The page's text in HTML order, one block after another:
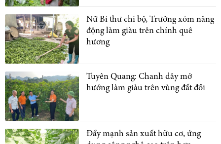
Nữ Bí thư chi bộ, Trưởng xóm năng
động làm giàu trên chính quê
hương
Tuyên Quang: Chanh dây mở
hướng làm giàu trên vùng đất đồi
Đẩy mạnh sản xuất hữu cơ, ứng